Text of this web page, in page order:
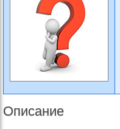
Описание